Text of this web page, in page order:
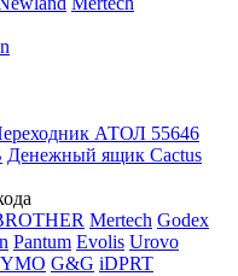
АТОЛ 55646
Денежный ящик Cactus
Mertech Godex
Pantum Evolis Urovo
G&G iDPRT